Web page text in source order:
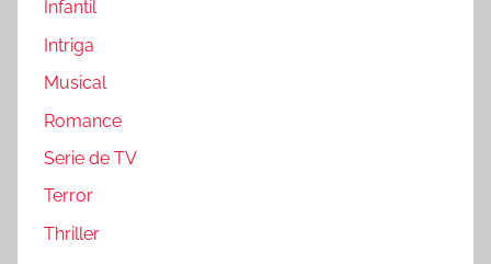
Infantil
Intriga
Musical
Romance
Serie de TV
Terror
Thriller